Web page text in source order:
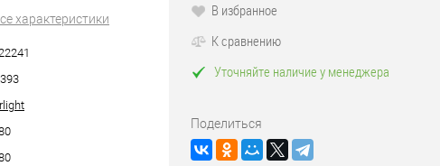
характеристики
В избранное
К сравнению
Уточняйте наличие у менеджера
Поделиться